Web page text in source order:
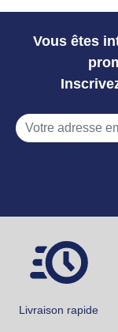
Vous êtes
Livraison rapide